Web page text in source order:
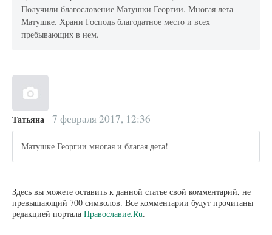
Получили благословение Матушки Георгии. Многая лета
Матушке. Храни Господь благодатное место и всех
пребывающих в нем.
Татьяна 7 февраля 2017, 12:36
Матушке Георгии многая и благая дета!
Здесь вы можете оставить к данной статье свой комментарий, не
превышающий 700 символов. Все комментарии будут прочитаны
редакцией портала Православие.Ru.